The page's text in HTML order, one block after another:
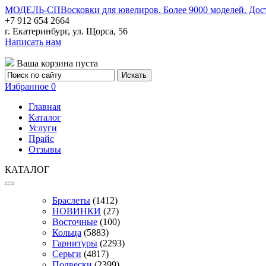
МОДЕЛЬ-СПВосковки для ювелиров. Более 9000 моделей.
+7 912 654 2664
г. Екатеринбург, ул. Щорса, 56
Написать нам
Ваша корзина пуста
Избранное 0
Главная
Каталог
Услуги
Прайс
Отзывы
КАТАЛОГ
Браслеты (1412)
НОВИНКИ (27)
Восточные (100)
Кольца (5883)
Гарнитуры (2293)
Серьги (4817)